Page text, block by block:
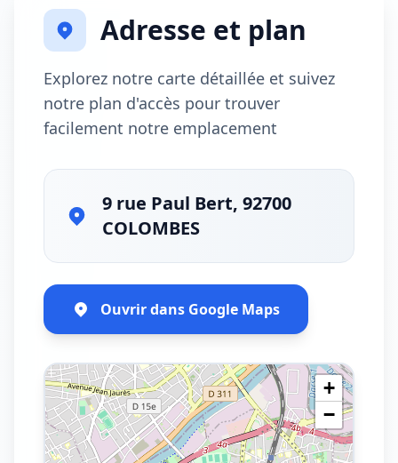
Adresse et plan
Explorez notre carte détaillée et suivez
notre plan d'accès pour trouver
facilement notre emplacement
9 rue Paul Bert, 92700
COLOMBES
Ouvrir dans Google Maps
+
−